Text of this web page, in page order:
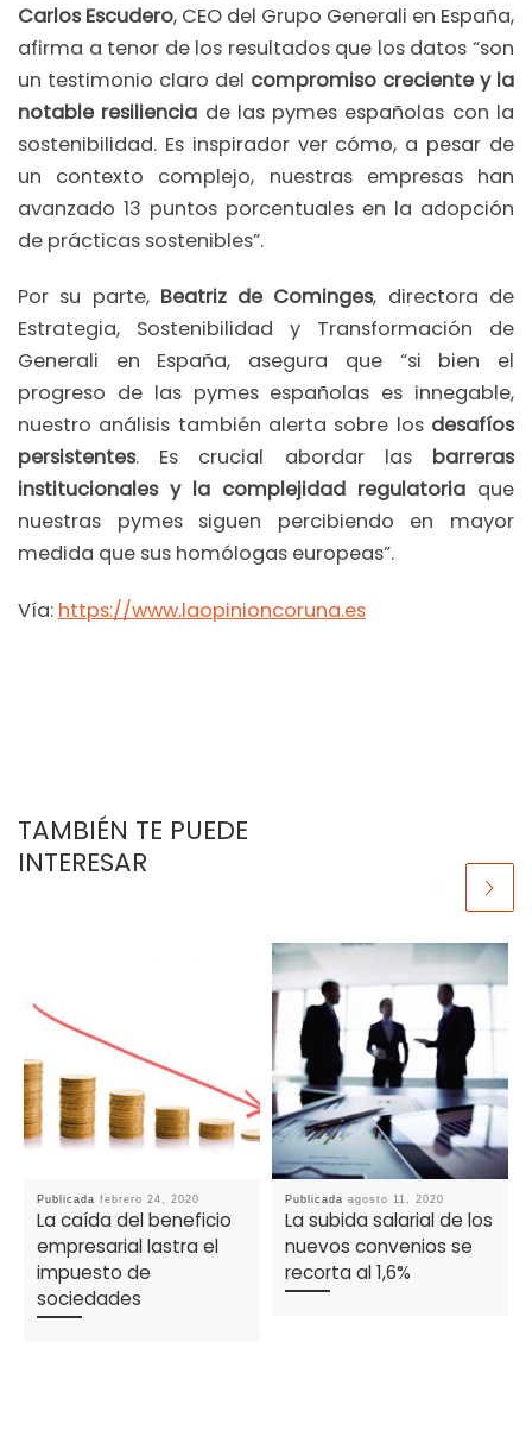
Carlos Escudero, CEO del Grupo Generali en España,
afirma a tenor de los resultados que los datos “son
un testimonio claro del compromiso creciente y la
notable resiliencia de las pymes españolas con la
sostenibilidad. Es inspirador ver cómo, a pesar de
un contexto complejo, nuestras empresas han
avanzado 13 puntos porcentuales en la adopción
de prácticas sostenibles”.
Por su parte, Beatriz de Cominges, directora de
Estrategia, Sostenibilidad y Transformación de
Generali en España, asegura que “si bien el
progreso de las pymes españolas es innegable,
nuestro análisis también alerta sobre los desafíos
persistentes. Es crucial abordar las barreras
institucionales y la complejidad regulatoria que
nuestras pymes siguen percibiendo en mayor
medida que sus homólogas europeas”.
Vía: https://www.laopinioncoruna.es
TAMBIÉN TE PUEDE
INTERESAR
Publicada febrero 24, 2020
La caída del beneficio
empresarial lastra el
impuesto de
sociedades
Publicada agosto 11, 2020
La subida salarial de los
nuevos convenios se
recorta al 1,6%